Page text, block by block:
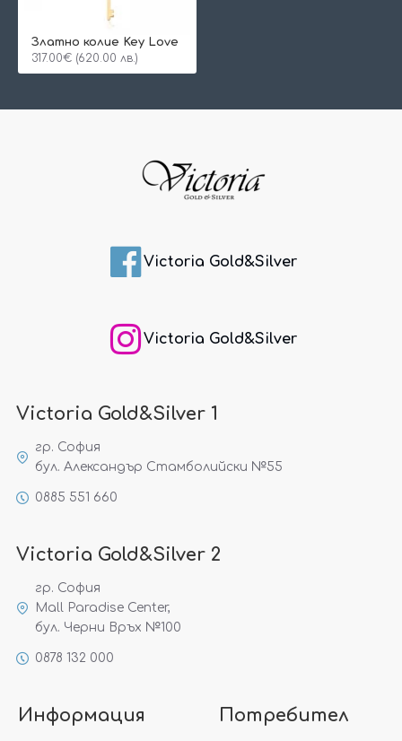
Златно колие Key Love
317.00€ (620.00 лв.)
Victoria Gold&Silver
Victoria Gold&Silver
Victoria Gold&Silver 1
гр. София
бул. Александър Стамболийски №55
0885 551 660
Victoria Gold&Silver 2
гр. София
Mall Paradise Center,
бул. Черни Връх №100
0878 132 000
Информация Потребител